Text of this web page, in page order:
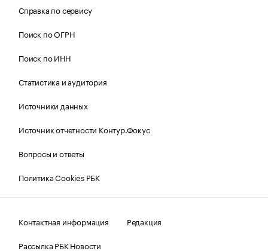
Справка по сервису
Поиск по ОГРН
Поиск по ИНН
Статистика и аудитория
Источники данных
Источник отчетности Контур.Фокус
Вопросы и ответы
Политика Cookies РБК
Контактная информация
Редакция
Рассылка РБК Новости